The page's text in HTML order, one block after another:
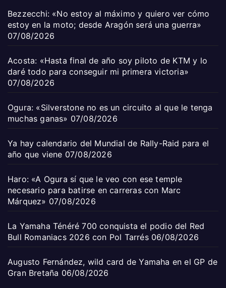
Bezzecchi: «No estoy al máximo y quiero ver cómo
estoy en la moto; desde Aragón será una guerra»
07/08/2026
Acosta: «Hasta final de año soy piloto de KTM y lo
daré todo para conseguir mi primera victoria»
07/08/2026
Ogura: «Silverstone no es un circuito al que le tenga
muchas ganas» 07/08/2026
Ya hay calendario del Mundial de Rally-Raid para el
año que viene 07/08/2026
Haro: «A Ogura sí que le veo con ese temple
necesario para batirse en carreras con Marc
Márquez» 07/08/2026
La Yamaha Ténéré 700 conquista el podio del Red
Bull Romaniacs 2026 con Pol Tarrés 06/08/2026
Augusto Fernández, wild card de Yamaha en el GP de
Gran Bretaña 06/08/2026